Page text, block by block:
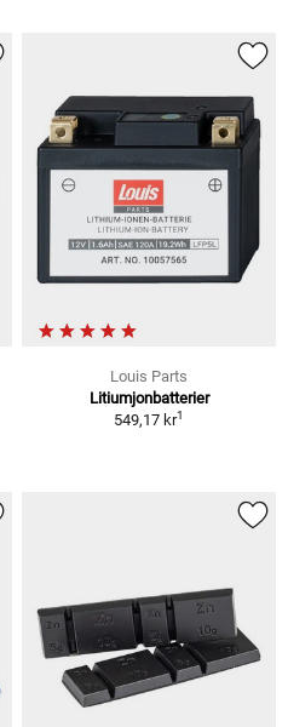
Louis Parts
Litiumjonbatterier
549,17 kr1